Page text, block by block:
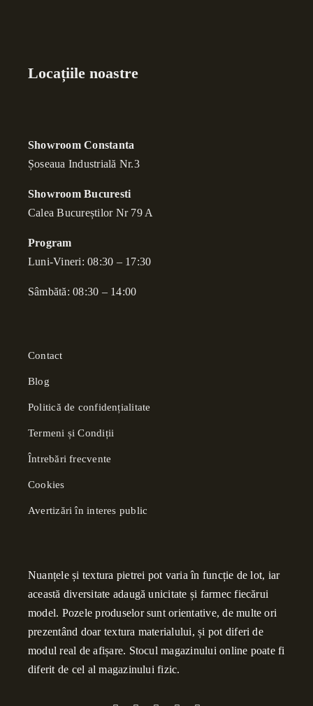
Locațiile noastre
Showroom Constanta
Șoseaua Industrială Nr.3
Showroom Bucuresti
Calea Bucureștilor Nr 79 A
Program
Luni-Vineri: 08:30 – 17:30
Sâmbătă: 08:30 – 14:00
Contact
Blog
Politică de confidențialitate
Termeni și Condiții
Întrebări frecvente
Cookies
Avertizări în interes public
Nuanțele și textura pietrei pot varia în funcție de lot, iar
această diversitate adaugă unicitate și farmec fiecărui
model. Pozele produselor sunt orientative, de multe ori
prezentând doar textura materialului, și pot diferi de
modul real de afișare. Stocul magazinului online poate fi
diferit de cel al magazinului fizic.